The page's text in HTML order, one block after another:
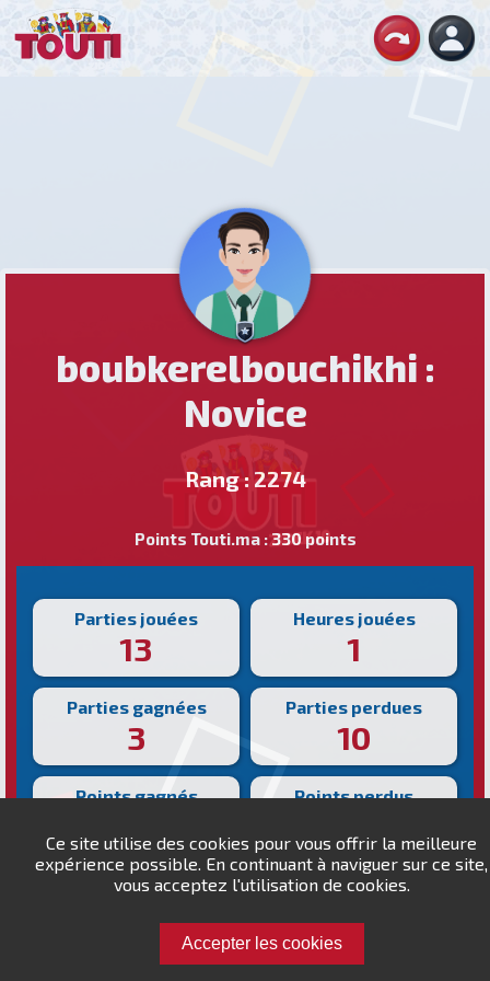
Ce site utilise des cookies pour vous offrir la meilleure
expérience possible. En continuant à naviguer sur ce site,
vous acceptez l'utilisation de cookies.
Accepter les cookies
boubkerelbouchikhi :
Novice
Rang : 2274
Points Touti.ma : 330 points
Parties jouées
13
Heures jouées
1
Parties gagnées
3
Parties perdues
10
Points gagnés Points perdus
Victoire la plus rapide
178s
Victoire la plus lente
338s